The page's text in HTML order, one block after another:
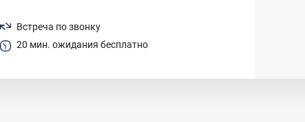
Встреча по звонку
20 мин. ожидания бесплатно